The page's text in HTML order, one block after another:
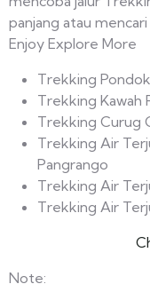
panjang atau
Enjoy Explore More
Trekking
Trekking Kawah
Trekking Curug
Trekking Air
Pangrango
Trekking Air
Trekking Air
Note: